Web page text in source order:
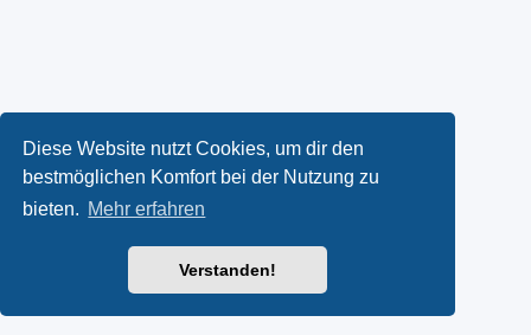
Diese Website nutzt Cookies, um dir den
bestmöglichen Komfort bei der Nutzung zu
bieten. Mehr erfahren
Verstanden!